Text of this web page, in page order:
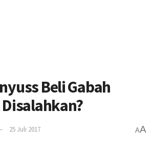
Beli Gabah
25 Juli 2017 AA